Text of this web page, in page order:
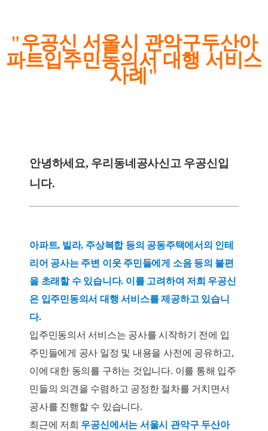
"우공신 서울시 관악구두산아
파트입주민동의서 대행 서비스
사례"
안녕하세요, 우리동네공사신고 우공신입
니다.
아파트, 빌라, 주상복합 등의 공동주택에서의 인테
리어 공사는 주변 이웃 주민들에게 소음 등의 불편
을 초래할 수 있습니다. 이를 고려하여 저희 우공신
은 입주민동의서 대행 서비스를 제공하고 있습니
다.
입주민동의서 서비스는 공사를 시작하기 전에 입
주민들에게 공사 일정 및 내용을 사전에 공유하고,
이에 대한 동의를 구하는 것입니다. 이를 통해 입주
민들의 의견을 수렴하고 공정한 절차를 거치면서
공사를 진행할 수 있습니다.
최근에 저희 우공신에서는 서울시 관악구 두산아